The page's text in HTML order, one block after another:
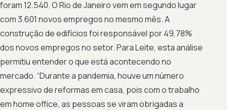
foram 12.540. O Rio de Janeiro vem em segundo lugar
com 3.601 novos empregos no mesmo mês. A
construção de edifícios foi responsável por 49,78%
dos novos empregos no setor. Para Leite, esta análise
permitiu entender o que está acontecendo no
mercado. “Durante a pandemia, houve um número
expressivo de reformas em casa, pois com o trabalho
em home office, as pessoas se viram obrigadas a